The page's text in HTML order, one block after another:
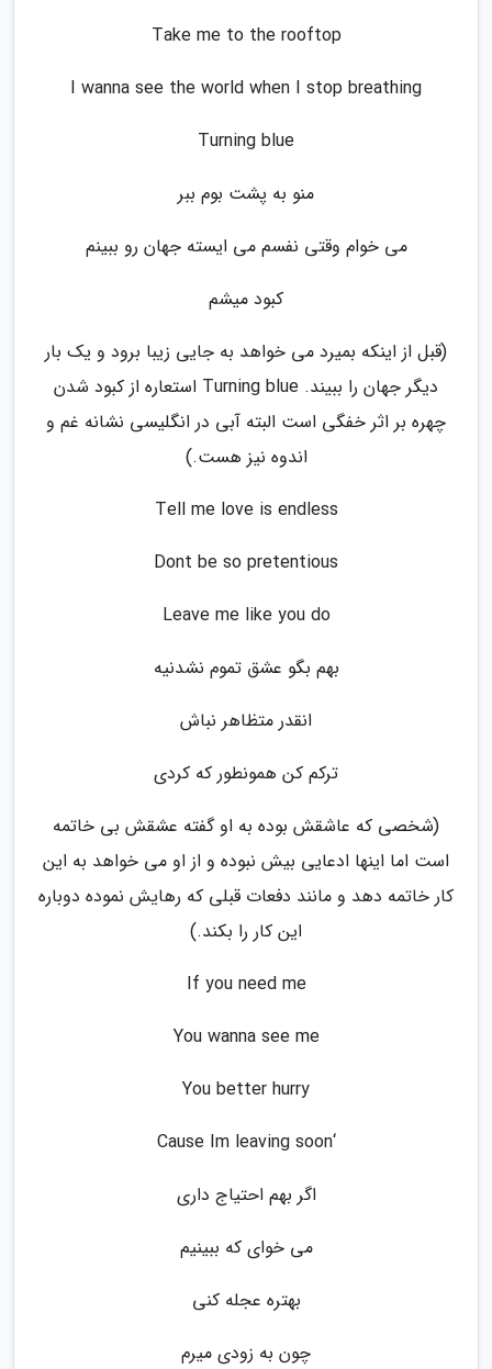
Take me to the rooftop
I wanna see the world when I stop breathing
Turning blue
منو به پشت بوم ببر
می خوام وقتی نفسم می ایسته جهان رو ببینم
کبود میشم
(قبل از اینکه بمیرد می خواهد به جایی زیبا برود و یک بار
دیگر جهان را ببیند. Turning blue استعاره از کبود شدن
چهره بر اثر خفگی است البته آبی در انگلیسی نشانه غم و
اندوه نیز هست.)
Tell me love is endless
Dont be so pretentious
Leave me like you do
بهم بگو عشق تموم نشدنیه
انقدر متظاهر نباش
ترکم کن همونطور که کردی
(شخصی که عاشقش بوده به او گفته عشقش بی خاتمه
است اما اینها ادعایی بیش نبوده و از او می خواهد به این
کار خاتمه دهد و مانند دفعات قبلی که رهایش نموده دوباره
این کار را بکند.)
If you need me
You wanna see me
You better hurry
‘Cause Im leaving soon
اگر بهم احتیاج داری
می خوای که ببینیم
بهتره عجله کنی
چون به زودی میرم